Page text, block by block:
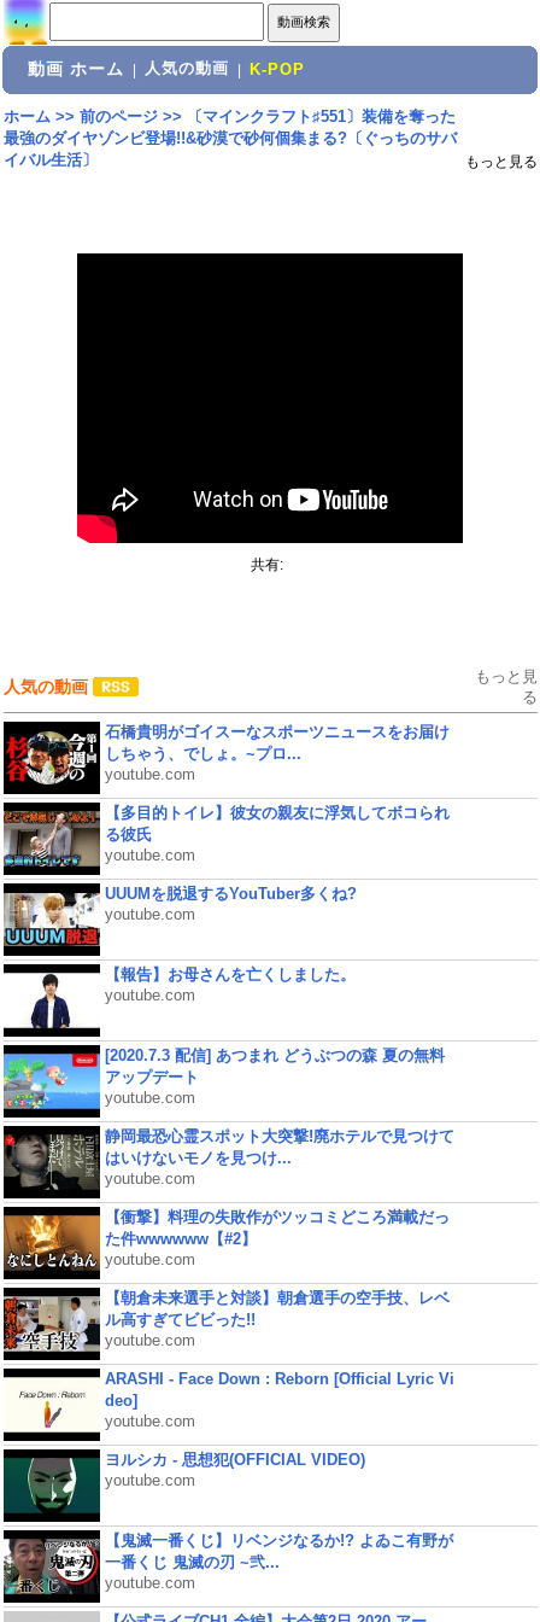
動画 ホーム 人気の動画 K-POP
ホーム>> 前のページ>>
〔マインクラフト♯551〕装備を奪った
最強のダイヤゾンビ登場!!&砂漠で砂何個集まる?〔ぐっちのサバ
イバル生活〕
もっと見る
共有:
人気の動画
もっと見
る
石橋貴明がゴイスーなスポーツニュースをお届け
しちゃう、でしょ。~プロ...
youtube.com
【多目的トイレ】彼女の親友に浮気してボコられ
る彼氏
youtube.com
UUUMを脱退するYouTuber多くね?
youtube.com
【報告】お母さんを亡くしました。
youtube.com
[2020.7.3 配信] あつまれ どうぶつの森 夏の無料
アップデート
youtube.com
静岡最恐心霊スポット大突撃!廃ホテルで見つけて
はいけないモノを見つけ...
youtube.com
【衝撃】料理の失敗作がツッコミどころ満載だっ
た件wwwwww【#2】
youtube.com
【朝倉未来選手と対談】朝倉選手の空手技、レベ
ル高すぎてビビった!!
youtube.com
ARASHI - Face Down : Reborn [Official Lyric Vi
deo]
youtube.com
ヨルシカ - 思想犯(OFFICIAL VIDEO)
youtube.com
【鬼滅一番くじ】リベンジなるか!? よゐこ有野が
一番くじ 鬼滅の刃 ~弐...
youtube.com